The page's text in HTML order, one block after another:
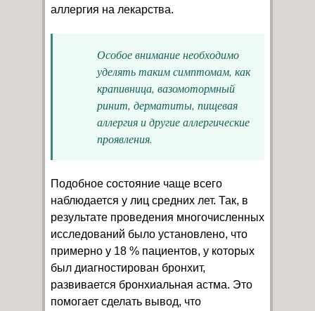
аллергия на лекарства.
Особое внимание необходимо
уделять таким симптомам, как
крапивница, вазомотормный
ринит, дерматиты, пищевая
аллергия и другие аллергические
проявления.
Подобное состояние чаще всего
наблюдается у лиц средних лет. Так, в
результате проведения многочисленных
исследований было установлено, что
примерно у 18 % пациентов, у которых
был диагностирован бронхит,
развивается бронхиальная астма. Это
помогает сделать вывод, что